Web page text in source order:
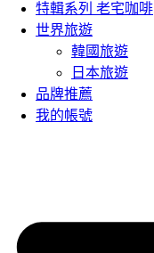
特輯系列 老宅咖啡
世界旅遊
韓國旅遊
日本旅遊
品牌推薦
我的帳號